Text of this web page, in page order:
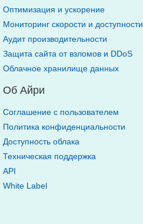
Оптимизация и ускорение
Мониторинг скорости и доступности
Аудит производительности
Защита сайта от взломов и DDoS
Облачное хранилище данных
Об Айри
Соглашение с пользователем
Политика конфиденциальности
Доступность облака
Техническая поддержка
API
White Label